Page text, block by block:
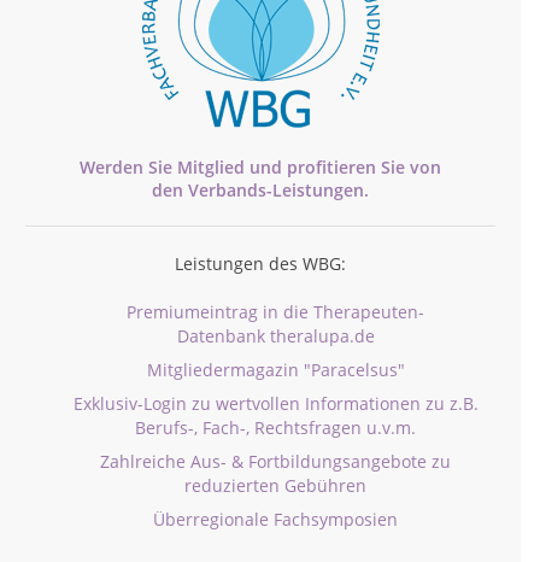
Werden Sie Mitglied und profitieren Sie von
den Verbands-Leistungen.
Leistungen des WBG:
Premiumeintrag in die Therapeuten-
Datenbank theralupa.de
Mitgliedermagazin "Paracelsus"
Exklusiv-Login zu wertvollen Informationen zu z.B.
Berufs-, Fach-, Rechtsfragen u.v.m.
Zahlreiche Aus- & Fortbildungsangebote zu
reduzierten Gebühren
Überregionale Fachsymposien